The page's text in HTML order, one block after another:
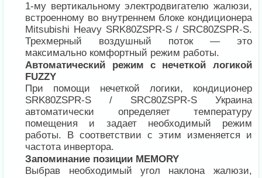
1-му вертикальному электродвигателю жалюзи,
встроенному во внутреннем блоке кондиционера
Mitsubishi Heavy SRK80ZSPR-S / SRC80ZSPR-S.
Трехмерный воздушный поток — это
максимально комфортный режим работы.
Автоматический режим с нечеткой логикой
FUZZY
При помощи нечеткой логики, кондиционер
SRK80ZSPR-S / SRC80ZSPR-S Украина
автоматически определяет температуру
помещения и задает необходимый режим
работы. В соответствии с этим изменяется и
частота инвертора.
Запоминание позиции MEMORY
Выбрав необходимый угол наклона жалюзи,